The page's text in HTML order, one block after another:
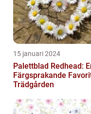
15 januari 2024
Palettblad Redhead:
Färgsprakande
Trädgården